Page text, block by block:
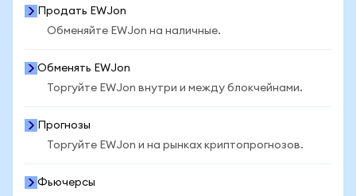
Продать EWJon
Обменяйте EWJon на наличные.
Обменять EWJon
Торгуйте EWJon внутри и между блокчейнами.
Прогнозы
Торгуйте EWJon и на рынках криптопрогнозов.
Фьючерсы